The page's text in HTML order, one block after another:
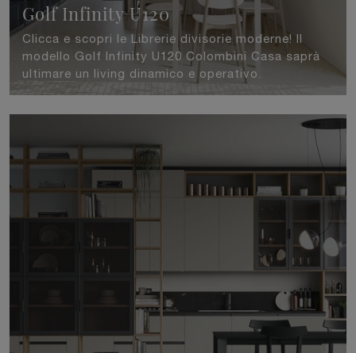
Golf Infinity U120
Clicca e scopri le Librerie divisorie moderne! Il
modello Golf Infinity U120 Colombini Casa saprà
ultimare un living dinamico e operativo.